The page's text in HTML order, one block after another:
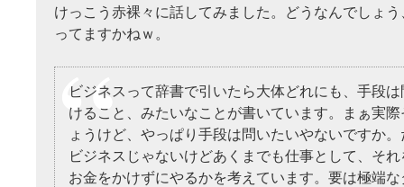
けっこう赤裸々に話してみました。どうなんでしょ
ってますかねｗ。
ビジネスって辞書で引いたら大体どれにも、手段
けること、みたいなことが書いています。まぁ実
ょうけど、やっぱり手段は問いたいやないですか
ビジネスじゃないけどあくまでも仕事として、そ
お金をかけずにやるかを考えています。要は極端